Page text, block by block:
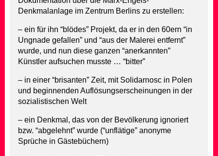
Denkmalanlage im Zentrum Berlins zu erstellen:
– ein für ihn “blödes” Projekt, da er in den 60ern “in
Ungnade gefallen” und “aus der Malerei entfernt”
wurde, und nun diese ganzen “anerkannten”
Künstler aufsuchen musste … “bitter”
– in einer “brisanten” Zeit, mit Solidarnosc in Polen
und beginnenden Auflösungserscheinungen in der
sozialistischen Welt
– ein Denkmal, das von der Bevölkerung ignoriert
bzw. “abgelehnt” wurde (“unflätige” anonyme
Sprüche in Gästebüchern)